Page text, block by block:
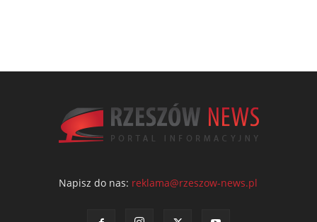
Napisz do nas: reklama@rzeszow-news.pl